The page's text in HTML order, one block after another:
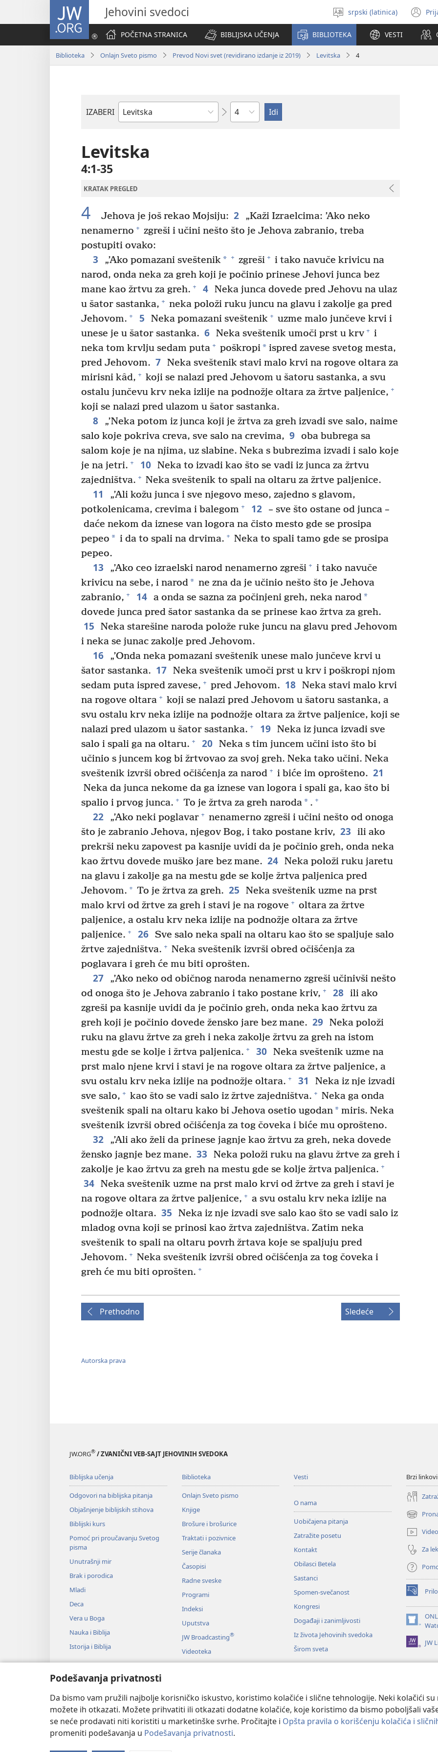
Podešavanja privatnosti
Da bismo vam pružili najbolje korisničko iskustvo, koristimo kolačiće i slične tehnologije. Neki kolačići
možete ih otkazati. Možete prihvatiti ili otkazati dodatne kolačiće, koje koristimo da bismo poboljšali
se neće prodavati niti koristiti u marketinške svrhe. Pročitajte i Opšta pravila o korišćenju kolačića i
promeniti podešavanja u Podešavanja privatnosti.
JW.ORG Jehovini svedoci
Izaberi
jezik
srpski (latinica)
POČETNA STRANICA
BIBLIJSKA UČENJA BIBLIOTEKA VESTI
Biblioteka Onlajn Sveto pismo Prevod Novi svet (revidirano izdanje iz 2019) Levitska 4
IZABERI
Biblijska
Poglavlje
Levitska
4:1-35
KRATAK PREGLED
4 Jehova je još rekao Mojsiju: 2
„Kaži Izraelcima: ’Ako neko
nenamerno + zgreši i učini nešto što je Jehova zabranio, treba
postupiti ovako:
3 „’Ako pomazani sveštenik * + zgreši + i tako navuče krivicu na
narod, onda neka za greh koji je počinio prinese Jehovi junca bez
mane kao žrtvu za greh. + 4 Neka junca dovede pred Jehovu na ulaz
u šator sastanka, + neka položi ruku juncu na glavu i zakolje ga pred
Jehovom. + 5 Neka pomazani sveštenik + uzme malo junčeve krvi i
unese je u šator sastanka. 6 Neka sveštenik umoči prst u krv + i
neka tom krvlju sedam puta + poškropi* ispred zavese svetog mesta,
pred Jehovom. 7 Neka sveštenik stavi malo krvi na rogove oltara za
mirisni kâd, + koji se nalazi pred Jehovom u šatoru sastanka, a svu
ostalu junčevu krv neka izlije na podnožje oltara za žrtve paljenice, +
koji se nalazi pred ulazom u šator sastanka.
8
„’Neka potom iz junca koji je žrtva za greh izvadi sve salo, naime
salo koje pokriva creva, sve salo na crevima, 9 oba bubrega sa
salom koje je na njima, uz slabine. Neka s bubrezima izvadi i salo koje
je na jetri. + 10 Neka to izvadi kao što se vadi iz junca za žrtvu
zajedništva. + Neka sveštenik to spali na oltaru za žrtve paljenice.
11
„’Ali kožu junca i sve njegovo meso, zajedno s glavom,
potkolenicama, crevima i balegom + 12
– sve što ostane od junca –
daće nekom da iznese van logora na čisto mesto gde se prosipa
pepeo * i da to spali na drvima. + Neka to spali tamo gde se prosipa
pepeo.
13 „’Ako ceo izraelski narod nenamerno zgreši + i tako navuče
krivicu na sebe, i narod* ne zna da je učinio nešto što je Jehova
zabranio, + 14 a onda se sazna za počinjeni greh, neka narod*
dovede junca pred šator sastanka da se prinese kao žrtva za greh.
15
Neka starešine naroda polože ruke juncu na glavu pred Jehovom
i neka se junac zakolje pred Jehovom.
16
„’Onda neka pomazani sveštenik unese malo junčeve krvi u
šator sastanka. 17 Neka sveštenik umoči prst u krv i poškropi njom
sedam puta ispred zavese, + pred Jehovom. 18 Neka stavi malo krvi
na rogove oltara + koji se nalazi pred Jehovom u šatoru sastanka, a
svu ostalu krv neka izlije na podnožje oltara za žrtve paljenice, koji se
nalazi pred ulazom u šator sastanka. + 19 Neka iz junca izvadi sve
salo i spali ga na oltaru. + 20 Neka s tim juncem učini isto što bi
učinio s juncem kog bi žrtvovao za svoj greh. Neka tako učini. Neka
sveštenik izvrši obred očišćenja za narod + i biće im oprošteno. 21
Neka da junca nekome da ga iznese van logora i spali ga, kao što bi
spalio i prvog junca. + To je žrtva za greh naroda* . +
22 „’Ako neki poglavar + nenamerno zgreši i učini nešto od onoga
što je zabranio Jehova, njegov Bog, i tako postane kriv, 23
ili ako
prekrši neku zapovest pa kasnije uvidi da je počinio greh, onda neka
kao žrtvu dovede muško jare bez mane. 24 Neka položi ruku jaretu
na glavu i zakolje ga na mestu gde se kolje žrtva paljenica pred
Jehovom. + To je žrtva za greh. 25
Neka sveštenik uzme na prst
malo krvi od žrtve za greh i stavi je na rogove + oltara za žrtve
paljenice, a ostalu krv neka izlije na podnožje oltara za žrtve
paljenice. + 26 Sve salo neka spali na oltaru kao što se spaljuje salo
žrtve zajedništva. + Neka sveštenik izvrši obred očišćenja za
poglavara i greh će mu biti oprošten.
27
„’Ako neko od običnog naroda nenamerno zgreši učinivši nešto
od onoga što je Jehova zabranio i tako postane kriv, + 28 ili ako
zgreši pa kasnije uvidi da je počinio greh, onda neka kao žrtvu za
greh koji je počinio dovede žensko jare bez mane. 29 Neka položi
ruku na glavu žrtve za greh i neka zakolje žrtvu za greh na istom
mestu gde se kolje i žrtva paljenica. + 30 Neka sveštenik uzme na
prst malo njene krvi i stavi je na rogove oltara za žrtve paljenice, a
svu ostalu krv neka izlije na podnožje oltara. + 31
Neka iz nje izvadi
sve salo, + kao što se vadi salo iz žrtve zajedništva. + Neka ga onda
sveštenik spali na oltaru kako bi Jehova osetio ugodan* miris. Neka
sveštenik izvrši obred očišćenja za tog čoveka i biće mu oprošteno.
32
„’Ali ako želi da prinese jagnje kao žrtvu za greh, neka dovede
žensko jagnje bez mane. 33
Neka položi ruku na glavu žrtve za greh i
zakolje je kao žrtvu za greh na mestu gde se kolje žrtva paljenica. +
34 Neka sveštenik uzme na prst malo krvi od žrtve za greh i stavi je
na rogove oltara za žrtve paljenice, + a svu ostalu krv neka izlije na
podnožje oltara. 35
Neka iz nje izvadi sve salo kao što se vadi salo iz
mladog ovna koji se prinosi kao žrtva zajedništva. Zatim neka
sveštenik to spali na oltaru povrh žrtava koje se spaljuju pred
Jehovom. + Neka sveštenik izvrši obred očišćenja za tog čoveka i
greh će mu biti oprošten. +
Prethodno Sledeće
Autorska prava
JW.ORG® / ZVANIČNI VEB-SAJT JEHOVINIH SVEDOKA
Biblijska učenja
Odgovori na biblijska pitanja
Objašnjenje biblijskih stihova
Biblijski kurs
Pomoć pri proučavanju Svetog
pisma
Unutrašnji mir
Brak i porodica
Mladi
Deca
Vera u Boga
Nauka i Biblija
Istorija i Biblija
Biblioteka
Onlajn Sveto pismo
Knjige
Brošure i brošurice
Traktati i pozivnice
Serije članaka
Časopisi
Radne sveske
Programi
Indeksi
Uputstva
JW Broadcasting®
Videoteka
Muzika
Dramsko čitanje Svetog pisma
Vesti
O nama
Uobičajena pitanja
Zatražite posetu
Kontakt
Obilasci Betela
Sastanci
Spomen-svečanost
Kongresi
Događaji i zanimljivosti
Iz života Jehovinih svedoka
Širom sveta
Brzi linkovi
(otvara
novi
prozor)
Za
(otvara
novi
prozor)
(otvara
novi
prozor)JW
Copyright© 2026 Watch Tower Bible and Tract Society of Pennsylvania.